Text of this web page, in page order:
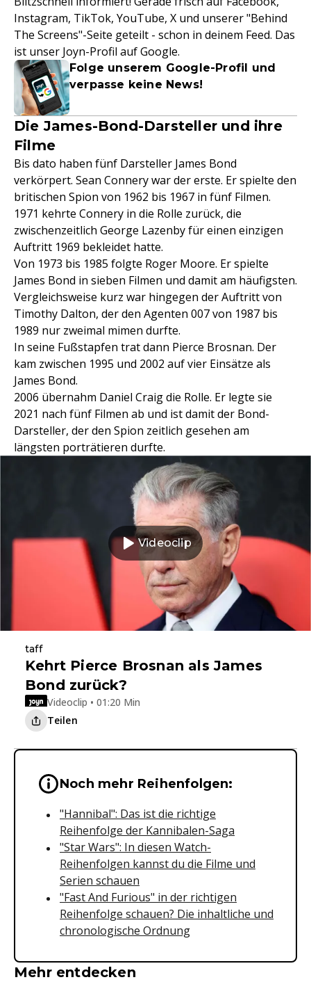
Instagram, TikTok, YouTube, X und unserer "Behind
The Screens"-Seite geteilt - schon in deinem Feed. Das
ist unser Joyn-Profil auf Google.
Folge unserem Google-Profil und
verpasse keine News!
Die James-Bond-Darsteller und ihre
Filme
Bis dato haben fünf Darsteller James Bond
verkörpert. Sean Connery war der erste. Er spielte den
britischen Spion von 1962 bis 1967 in fünf Filmen.
1971 kehrte Connery in die Rolle zurück, die
zwischenzeitlich George Lazenby für einen einzigen
Auftritt 1969 bekleidet hatte.
Von 1973 bis 1985 folgte Roger Moore. Er spielte
James Bond in sieben Filmen und damit am häufigsten.
Vergleichsweise kurz war hingegen der Auftritt von
Timothy Dalton, der den Agenten 007 von 1987 bis
1989 nur zweimal mimen durfte.
In seine Fußstapfen trat dann Pierce Brosnan. Der
kam zwischen 1995 und 2002 auf vier Einsätze als
James Bond.
2006 übernahm Daniel Craig die Rolle. Er legte sie
2021 nach fünf Filmen ab und ist damit der Bond-
Darsteller, der den Spion zeitlich gesehen am
längsten porträtieren durfte.
Videoclip
taff
Kehrt Pierce Brosnan als James
Bond zurück?
Videoclip • 01:20 Min
Teilen
Wichtige Hinweise &
Noch mehr Reihenfolgen:
"Hannibal": Das ist die richtige
Reihenfolge der Kannibalen-Saga
"Star Wars": In diesen Watch-
Reihenfolgen kannst du die Filme und
Serien schauen
"Fast And Furious" in der richtigen
Reihenfolge schauen? Die inhaltliche und
chronologische Ordnung
Mehr entdecken